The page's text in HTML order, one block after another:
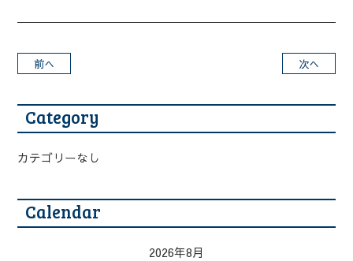
前へ 次へ
Category
カテゴリーなし
Calendar
2026年8月